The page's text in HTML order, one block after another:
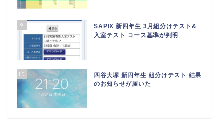
9
SAPIX 新四年生 3月組分けテスト&
入室テスト コース基準が判明
10
四谷大塚 新四年生 組分けテスト 結果
のお知らせが届いた